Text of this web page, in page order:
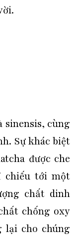
sinensis, cùng
Sự khác biệt
được che
chiếu tới một
chất dinh
chống oxy
lại cho chúng